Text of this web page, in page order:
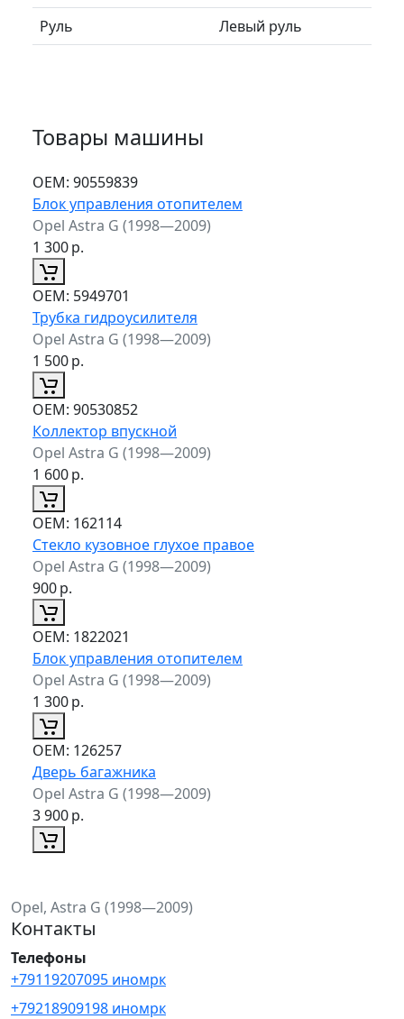
Руль
Левый руль
Товары машины
ОЕМ: 90559839
Блок управления отопителем
Opel Astra G (1998—2009)
1 300р.
ОЕМ: 5949701
Трубка гидроусилителя
Opel Astra G (1998—2009)
1 500р.
ОЕМ: 90530852
Коллектор впускной
Opel Astra G (1998—2009)
1 600р.
ОЕМ: 162114
Стекло кузовное глухое правое
Opel Astra G (1998—2009)
900р.
ОЕМ: 1822021
Блок управления отопителем
Opel Astra G (1998—2009)
1 300р.
ОЕМ: 126257
Дверь багажника
Opel Astra G (1998—2009)
3 900р.
Opel, Astra G (1998—2009)
Контакты
Телефоны
+79119207095 иномрк
+79218909198 иномрк